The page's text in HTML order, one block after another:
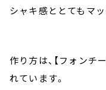
シャキ感ととてもマ
作り方は、【フォンチ
れています。